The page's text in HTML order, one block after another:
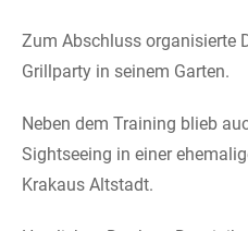
Zum Abschluss organisierte
Grillparty in seinem Garten.
Neben dem Training blieb
Sightseeing in einer
Krakaus Altstadt.